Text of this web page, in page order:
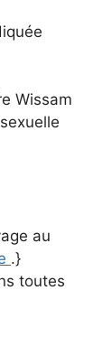
Wissam
au
.}
toutes